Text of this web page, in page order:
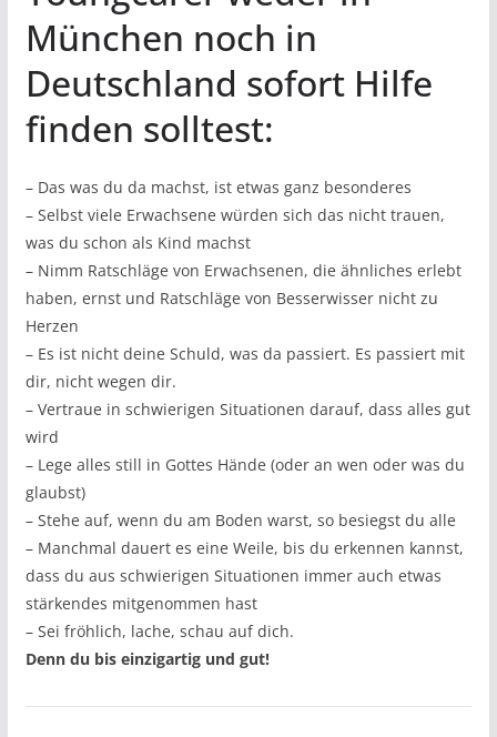
München noch in
Deutschland sofort Hilfe
finden solltest:
– Das was du da machst, ist etwas ganz besonderes
– Selbst viele Erwachsene würden sich das nicht trauen,
was du schon als Kind machst
– Nimm Ratschläge von Erwachsenen, die ähnliches erlebt
haben, ernst und Ratschläge von Besserwisser nicht zu
Herzen
– Es ist nicht deine Schuld, was da passiert. Es passiert mit
dir, nicht wegen dir.
– Vertraue in schwierigen Situationen darauf, dass alles gut
wird
– Lege alles still in Gottes Hände (oder an wen oder was du
glaubst)
– Stehe auf, wenn du am Boden warst, so besiegst du alle
– Manchmal dauert es eine Weile, bis du erkennen kannst,
dass du aus schwierigen Situationen immer auch etwas
stärkendes mitgenommen hast
– Sei fröhlich, lache, schau auf dich.
Denn du bis einzigartig und gut!